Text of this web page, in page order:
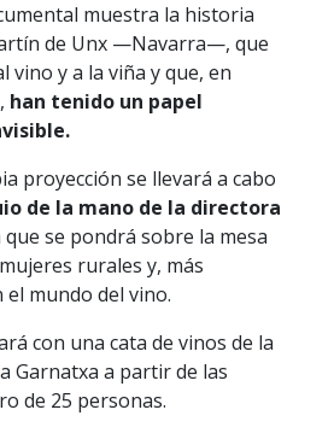
muestra la historia
de Unx —Navarra—, que
vino y a la viña y que, en
han tenido un papel
proyección se llevará a cabo
de la mano de la directora
que se pondrá sobre la mesa
rurales y, más
mundo del vino.
con una cata de vinos de la
Garnatxa a partir de las
de 25 personas.